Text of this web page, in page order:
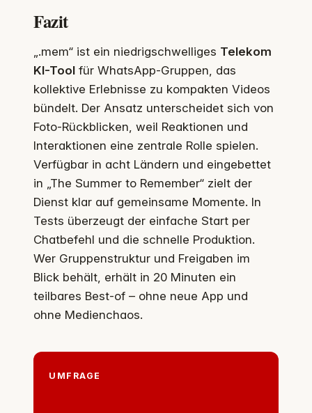
Fazit
„.mem“ ist ein niedrigschwelliges Telekom
KI-Tool für WhatsApp-Gruppen, das
kollektive Erlebnisse zu kompakten Videos
bündelt. Der Ansatz unterscheidet sich von
Foto-Rückblicken, weil Reaktionen und
Interaktionen eine zentrale Rolle spielen.
Verfügbar in acht Ländern und eingebettet
in „The Summer to Remember“ zielt der
Dienst klar auf gemeinsame Momente. In
Tests überzeugt der einfache Start per
Chatbefehl und die schnelle Produktion.
Wer Gruppenstruktur und Freigaben im
Blick behält, erhält in 20 Minuten ein
teilbares Best-of – ohne neue App und
ohne Medienchaos.
UMFRAGE